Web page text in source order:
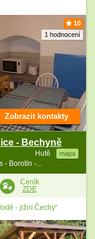
10
1 hodnocení
- Bechyně
Hutě mapa
Borotín -...
Zobrazit kontakty
Ceník
ZDE
- jižní Čechy“